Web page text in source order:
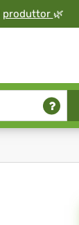
produttor 🌿